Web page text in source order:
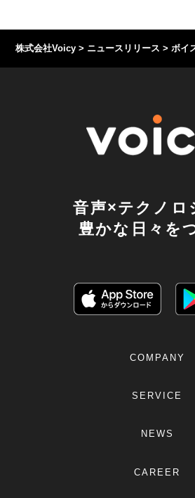
株式会社Voicy > ニュースリリース >ボイスメディアVoicyでぴあの新チ
音声×テクノロ
豊かな日々を
COMPANY
SERVICE
NEWS
CAREER